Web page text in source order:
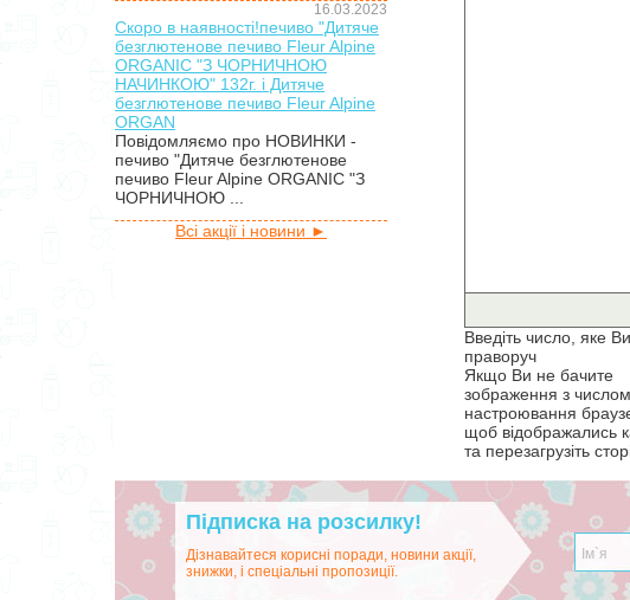
16.03.2023
Скоро в наявності!печиво "Дитяче
безглютенове печиво Fleur Alpine
ORGANIC "З ЧОРНИЧНОЮ
НАЧИНКОЮ" 132г. і Дитяче
безглютенове печиво Fleur Alpine
ORGAN
Повідомляємо про НОВИНКИ -
печиво "Дитяче безглютенове
печиво Fleur Alpine ORGANIC "З
ЧОРНИЧНОЮ ...
Всі акції і новини ►
Введіть число, яке
праворуч
Якщо Ви не бачите
зображення з числом
настроювання
щоб відображались
та перезагрузіть
Підписка на розсилку!
Дізнавайтеся корисні поради, новини акції,
знижки, і спеціальні пропозиції.